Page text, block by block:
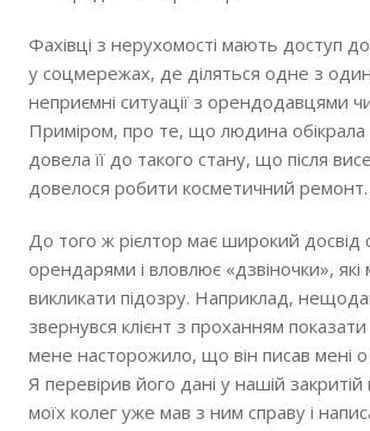
Фахівці з нерухомості мають доступ
у соцмережах, де діляться одне з один
неприємні ситуації з орендодавцями
Приміром, про те, що людина обікрала
довела її до такого стану, що після
довелося робити косметичний ремонт.
До того ж рієлтор має широкий досвід
орендарями і вловлює «дзвіночки»,
викликати підозру. Наприклад,
звернувся клієнт з проханням показати
мене насторожило, що він писав мені о
Я перевірив його дані у нашій закритій
моїх колег уже мав з ним справу і